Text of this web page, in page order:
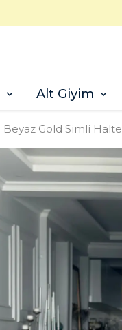
Alt Giyim
Beyaz Gold Simli